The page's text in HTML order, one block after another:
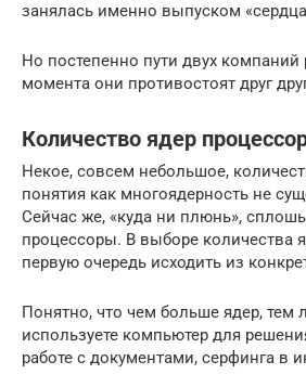
занялась именно выпуском
Но постепенно пути двух компаний
момента они противостоят друг
Количество ядер
Некое, совсем небольшое,
понятия как многоядерность не
Сейчас же, «куда ни плюнь»,
процессоры. В выборе количества
первую очередь исходить из
Понятно, что чем больше ядер, тем
используете компьютер для
работе с документами, серфинга в